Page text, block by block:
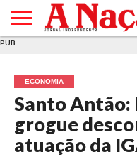
E DE
COOKIES
DE
UTILIZAÇÃO
PUB
ECONOMIA
Santo
grogue
atuação da